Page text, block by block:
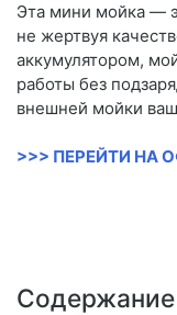
Эта мини мойка —
не жертвуя
аккумулятором,
работы без
внешней мойки
>>> ПЕРЕЙТИ НА
Содержание